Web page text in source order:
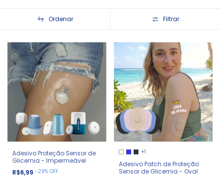
Ordenar Filtrar
Adesivo Proteção Sensor de
Glicemia - Impermeável
R$6,99 -29% OFF
+1
Adesivo Patch de Proteção
Sensor de Glicemia - Oval